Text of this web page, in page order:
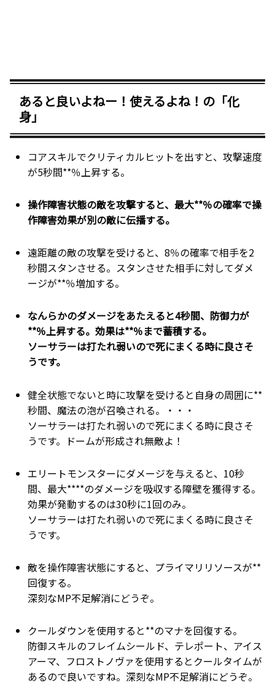
あると良いよねー！使えるよね！の「化
身」
コアスキルでクリティカルヒットを出すと、攻撃速度
が5秒間**％上昇する。
操作障害状態の敵を攻撃すると、最大**％の確率で操
作障害効果が別の敵に伝播する。
遠距離の敵の攻撃を受けると、8％の確率で相手を2
秒間スタンさせる。スタンさせた相手に対してダメ
ージが**％増加する。
なんらかのダメージをあたえると4秒間、防御力が
**％上昇する。効果は**％まで蓄積する。
ソーサラーは打たれ弱いので死にまくる時に良さそ
うです。
健全状態でないと時に攻撃を受けると自身の周囲に**
秒間、魔法の泡が召喚される。・・・
ソーサラーは打たれ弱いので死にまくる時に良さそ
うです。ドームが形成され無敵よ！
エリートモンスターにダメージを与えると、10秒
間、最大****のダメージを吸収する障壁を獲得する。
効果が発動するのは30秒に1回のみ。
ソーサラーは打たれ弱いので死にまくる時に良さそ
うです。
敵を操作障害状態にすると、プライマリリソースが**
回復する。
深刻なMP不足解消にどうぞ。
クールダウンを使用すると**のマナを回復する。
防御スキルのフレイムシールド、テレポート、アイス
アーマ、フロストノヴァを使用するとクールタイムが
あるので良いですね。深刻なMP不足解消にどうぞ。